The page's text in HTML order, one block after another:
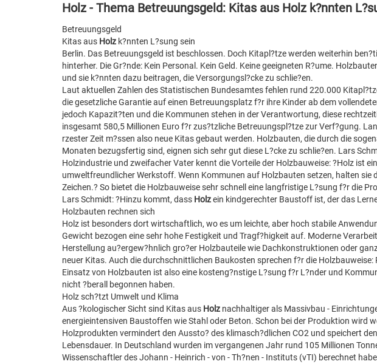
Holz - Thema Betreuungsgeld: Kitas aus Holz k?nnten
Betreuungsgeld
Kitas aus Holz k?nnten L?sung sein
Berlin. Das Betreuungsgeld ist beschlossen. Doch Kitapl?tze werden weiterhin
hinterher. Die Gr?nde: Kein Personal. Kein Geld. Keine geeigneten R?ume.
und sie k?nnten dazu beitragen, die Versorgungsl?cke zu schlie?en.
Laut aktuellen Zahlen des Statistischen Bundesamtes fehlen rund 220.000
die gesetzliche Garantie auf einen Betreuungsplatz f?r ihre Kinder ab dem
jedoch Kapazit?ten und die Kommunen stehen in der Verantwortung, diese
insgesamt 580,5 Millionen Euro f?r zus?tzliche Betreuungspl?tze zur Verf?gung.
rzester Zeit m?ssen also neue Kitas gebaut werden. Holzbauten, die durch die
Monaten bezugsfertig sind, eignen sich sehr gut diese L?cke zu schlie?en. Lars
Holzindustrie und zweifacher Vater kennt die Vorteile der Holzbauweise: ?Holz ist
umweltfreundlicher Werkstoff. Wenn Kommunen auf Holzbauten setzen, halten sie
Zeichen.? So bietet die Holzbauweise sehr schnell eine langfristige L?sung f?r die
Lars Schmidt: ?Hinzu kommt, dass Holzein kindgerechter Baustoff ist, der das
Holzbauten rechnen sich
Holz ist besonders dort wirtschaftlich, wo es um leichte, aber hoch stabile
Gewicht bezogen eine sehr hohe Festigkeit und Tragf?higkeit auf. Moderne
Herstellung au?ergew?hnlich gro?er Holzbauteile wie Dachkonstruktionen oder
neuer Kitas. Auch die durchschnittlichen Baukosten sprechen f?r die
Einsatz von Holzbauten ist also eine kosteng?nstige L?sung f?r L?nder und
nicht ?berall begonnen haben.
Holz sch?tzt Umwelt und Klima
Aus ?kologischer Sicht sind Kitas aus Holz nachhaltiger als Massivbau -
energieintensiven Baustoffen wie Stahl oder Beton. Schon bei der Produktion wird
Holzprodukten vermindert den Aussto? des klimasch?dlichen CO2 und speichert
Lebensdauer. In Deutschland wurden im vergangenen Jahr rund 105 Millionen
Wissenschaftler des Johann - Heinrich - von - Th?nen - Instituts (vTI) berechnet